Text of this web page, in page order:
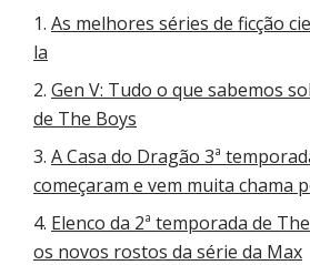
As melhores séries de ficção
la
Gen V: Tudo o que sabemos
de The Boys
A Casa do Dragão 3ª
começaram e vem muita chama
Elenco da 2ª temporada de
os novos rostos da série da Max